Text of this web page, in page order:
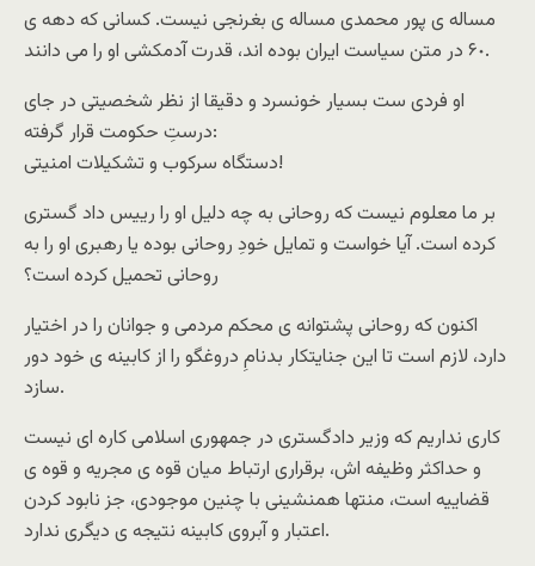
مساله ى پور محمدى مساله ى بغرنجى نیست. کسانى که دهه ى
۶٠ در متن سیاست ایران بوده اند، قدرت آدمکشى او را مى دانند.
او فردى ست بسیار خونسرد و دقیقا از نظر شخصیتى در جاى
درستِ حکومت قرار گرفته:
دستگاه سرکوب و تشکیلات امنیتى!
بر ما معلوم نیست که روحانى به چه دلیل او را رییس داد گسترى
کرده است. آیا خواست و تمایل خودِ روحانى بوده یا رهبرى او را به
روحانى تحمیل کرده است؟
اکنون که روحانى پشتوانه ى محکم مردمى و جوانان را در اختیار
دارد، لازم است تا این جنایتکار بدنامِ دروغگو را از کابینه ى خود دور
سازد.
کارى نداریم که وزیر دادگسترى در جمهورى اسلامى کاره اى نیست
و حداکثر وظیفه اش، برقرارى ارتباط میان قوه ى مجریه و قوه ى
قضاییه است، منتها همنشینى با چنین موجودى، جز نابود کردن
اعتبار و آبروى کابینه نتیجه ى دیگرى ندارد.